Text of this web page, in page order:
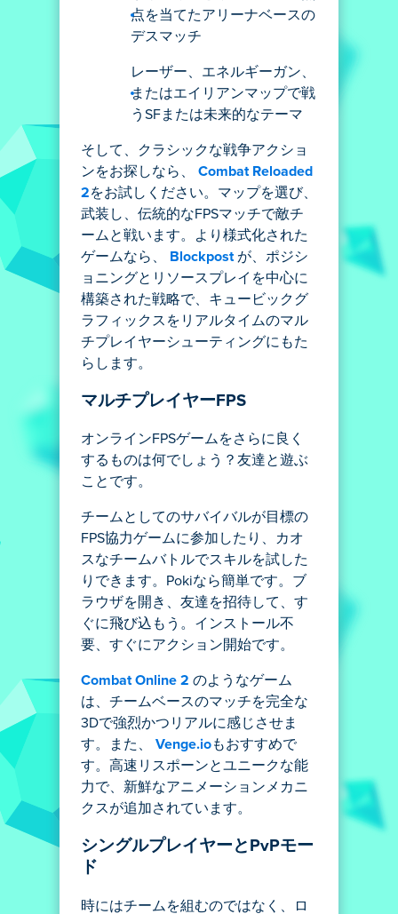
点を当てたアリーナベースの
デスマッチ
レーザー、エネルギーガン、
またはエイリアンマップで戦
うSFまたは未来的なテーマ
そして、クラシックな戦争アクショ
ンをお探しなら、 Combat Reloaded
2をお試しください。マップを選び、
武装し、伝統的なFPSマッチで敵チ
ームと戦います。より様式化された
ゲームなら、
Blockpost が、ポジシ
ョニングとリソースプレイを中心に
構築された戦略で、キュービックグ
ラフィックスをリアルタイムのマル
チプレイヤーシューティングにもた
らします。
マルチプレイヤーFPS
オンラインFPSゲームをさらに良く
するものは何でしょう？友達と遊ぶ
ことです。
チームとしてのサバイバルが目標の
FPS協力ゲームに参加したり、カオ
スなチームバトルでスキルを試した
りできます。Pokiなら簡単です。ブ
ラウザを開き、友達を招待して、す
ぐに飛び込もう。インストール不
要、すぐにアクション開始です。
Combat Online 2 のようなゲーム
は、チームベースのマッチを完全な
3Dで強烈かつリアルに感じさせま
す。また、 Venge.ioもおすすめで
す。高速リスポーンとユニークな能
力で、新鮮なアニメーションメカニ
クスが追加されています。
シングルプレイヤーとPvPモー
ド
時にはチームを組むのではなく、ロ